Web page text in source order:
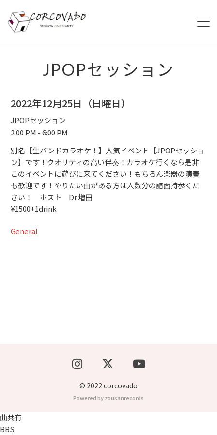
SCHEDULE
MENU
ACCESS
JPOPセッション
2022年12月25日（日曜日）
JPOPセッション
2:00 PM - 6:00 PM
別名【生バンドカラオケ！】人気イベント【JPOPセッショ
ン】です！クオリティの高い伴奏！カラオケ行くなら是非
このイベントに遊びに来てください！もちろん楽器の演奏
も歓迎です！やりたい曲がある方は人数分の譜面持参くだ
さい！ ホスト Dr.増田
¥1500+1drink
General
© 2022 corcovado
Powered by zousanrecords
曲共有
BBS